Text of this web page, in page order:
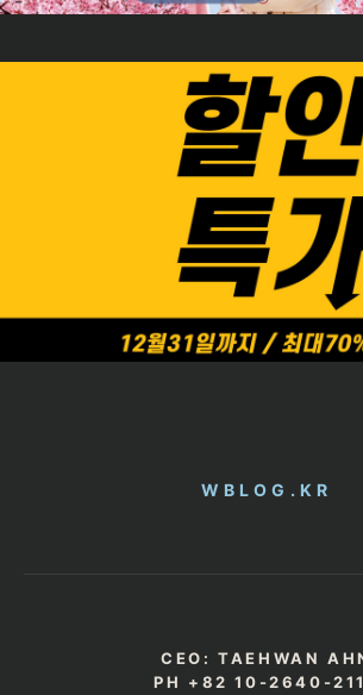
WBLOG.KR
CEO: TAEHWAN
PH +82 10-2640-